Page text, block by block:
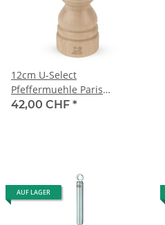
12cm U-Select
Pfeffermuehle Paris
Naturhell
42,00 CHF *
AUF LAGER